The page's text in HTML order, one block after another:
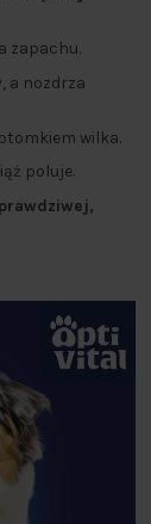
zapachu.
a nozdrza
wilka.
poluje.